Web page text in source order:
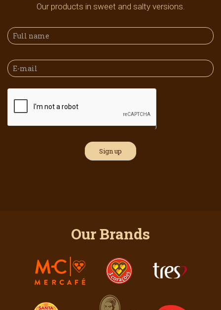
Our products in sweet and salty versions.
Our Brands